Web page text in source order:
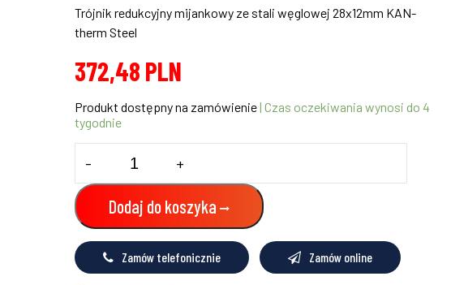
Trójnik redukcyjny mijankowy ze stali węglowej 28x12mm KAN-
therm Steel
372,48 PLN
Produkt dostępny na zamówienie| Czas oczekiwania wynosi do 4
tygodnie
Trójnik
redukcyjny
mijankowy
28x12mm
KAN-
therm
Steel
- +
Dodaj do koszyka
Zamów telefonicznie Zamów online